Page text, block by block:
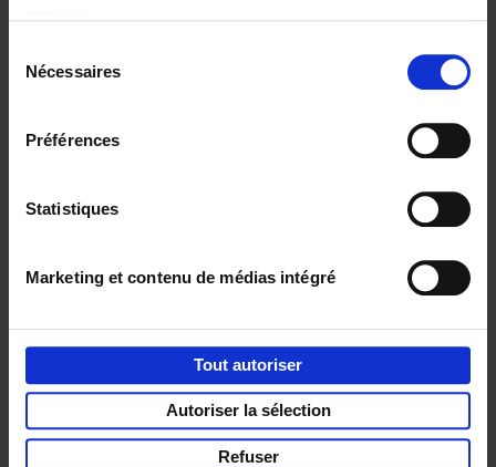
Nécessaires
Préférences
Statistiques
Marketing et contenu de médias intégré
Tout autoriser
Autoriser la sélection
Refuser
Operating With Positive
€34,99